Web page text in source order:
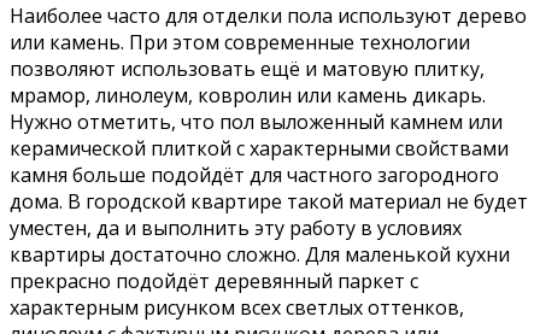
Наиболее часто для отделки пола используют дерево
или камень. При этом современные технологии
позволяют использовать ещё и матовую плитку,
мрамор, линолеум, ковролин или камень дикарь.
Нужно отметить, что пол выложенный камнем или
керамической плиткой с характерными свойствами
камня больше подойдёт для частного загородного
дома. В городской квартире такой материал не будет
уместен, да и выполнить эту работу в условиях
квартиры достаточно сложно. Для маленькой кухни
прекрасно подойдёт деревянный паркет с
характерным рисунком всех светлых оттенков,